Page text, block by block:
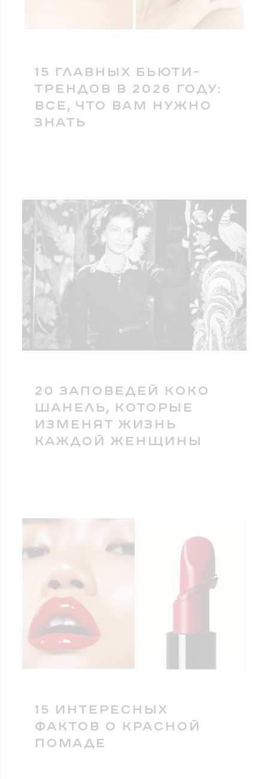
15 ГЛАВНЫХ БЬЮТИ-
ТРЕНДОВ В 2026 ГОДУ:
ВСЕ, ЧТО ВАМ НУЖНО
ЗНАТЬ
20 ЗАПОВЕДЕЙ КОКО
ШАНЕЛЬ, КОТОРЫЕ
ИЗМЕНЯТ ЖИЗНЬ
КАЖДОЙ ЖЕНЩИНЫ
15 ИНТЕРЕСНЫХ
ФАКТОВ О КРАСНОЙ
ПОМАДЕ